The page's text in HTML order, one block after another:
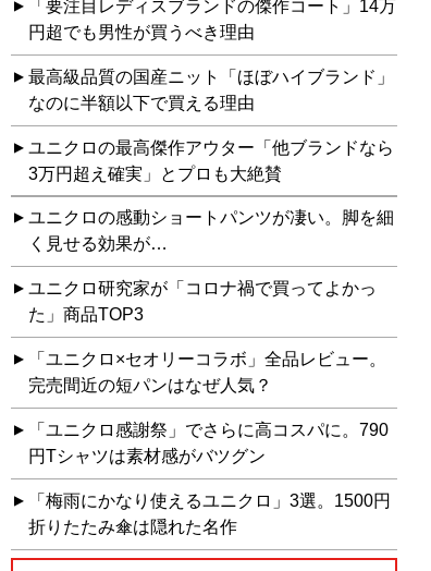
「要注目レディスブランドの傑作コート」14万
円超でも男性が買うべき理由
最高級品質の国産ニット「ほぼハイブランド」
なのに半額以下で買える理由
ユニクロの最高傑作アウター「他ブランドなら
3万円超え確実」とプロも大絶賛
ユニクロの感動ショートパンツが凄い。脚を細
く見せる効果が…
ユニクロ研究家が「コロナ禍で買ってよかっ
た」商品TOP3
「ユニクロ×セオリーコラボ」全品レビュー。
完売間近の短パンはなぜ人気？
「ユニクロ感謝祭」でさらに高コスパに。790
円Tシャツは素材感がバツグン
「梅雨にかなり使えるユニクロ」3選。1500円
折りたたみ傘は隠れた名作